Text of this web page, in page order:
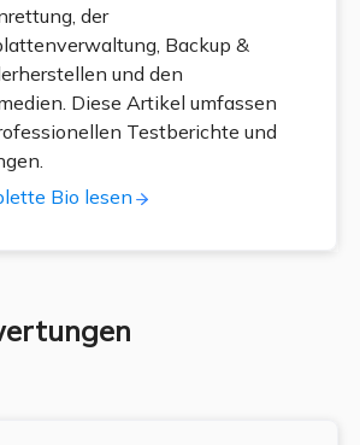
der
Backup &
und den
Diese Artikel umfassen
Testberichte und
Bio lesen